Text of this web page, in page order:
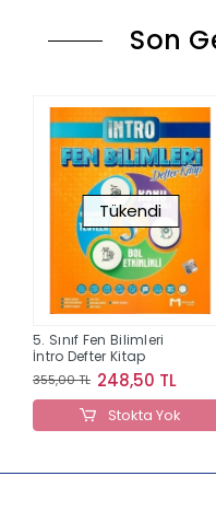
Son
Tükendi
5. Sınıf Fen Bilimleri
İntro Defter Kitap
355,00 TL 248,50 TL
Stokta Yok